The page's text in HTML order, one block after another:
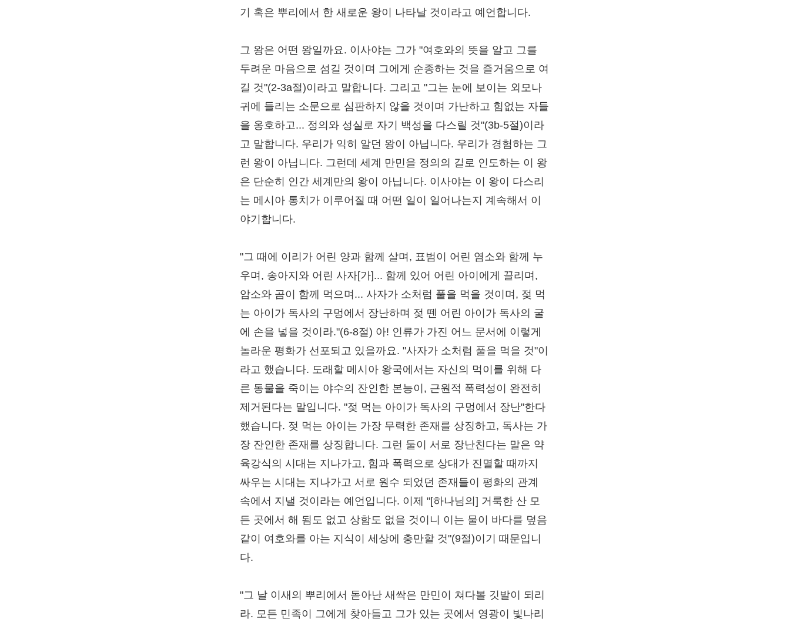
기 혹은 뿌리에서 한 새로운 왕이 나타날 것이라고 예언합니다.
그 왕은 어떤 왕일까요. 이사야는 그가 "여호와의 뜻을 알고 그를
두려운 마음으로 섬길 것이며 그에게 순종하는 것을 즐거움으로 여
길 것"(2-3a절)이라고 말합니다. 그리고 "그는 눈에 보이는 외모나
귀에 들리는 소문으로 심판하지 않을 것이며 가난하고 힘없는 자들
을 옹호하고... 정의와 성실로 자기 백성을 다스릴 것"(3b-5절)이라
고 말합니다. 우리가 익히 알던 왕이 아닙니다. 우리가 경험하는 그
런 왕이 아닙니다. 그런데 세계 만민을 정의의 길로 인도하는 이 왕
은 단순히 인간 세계만의 왕이 아닙니다. 이사야는 이 왕이 다스리
는 메시아 통치가 이루어질 때 어떤 일이 일어나는지 계속해서 이
야기합니다.
"그 때에 이리가 어린 양과 함께 살며, 표범이 어린 염소와 함께 누
우며, 송아지와 어린 사자[가]... 함께 있어 어린 아이에게 끌리며,
암소와 곰이 함께 먹으며... 사자가 소처럼 풀을 먹을 것이며, 젖 먹
는 아이가 독사의 구멍에서 장난하며 젖 뗀 어린 아이가 독사의 굴
에 손을 넣을 것이라."(6-8절) 아! 인류가 가진 어느 문서에 이렇게
놀라운 평화가 선포되고 있을까요. "사자가 소처럼 풀을 먹을 것"이
라고 했습니다. 도래할 메시아 왕국에서는 자신의 먹이를 위해 다
른 동물을 죽이는 야수의 잔인한 본능이, 근원적 폭력성이 완전히
제거된다는 말입니다. "젖 먹는 아이가 독사의 구멍에서 장난"한다
했습니다. 젖 먹는 아이는 가장 무력한 존재를 상징하고, 독사는 가
장 잔인한 존재를 상징합니다. 그런 둘이 서로 장난친다는 말은 약
육강식의 시대는 지나가고, 힘과 폭력으로 상대가 진멸할 때까지
싸우는 시대는 지나가고 서로 원수 되었던 존재들이 평화의 관계
속에서 지낼 것이라는 예언입니다. 이제 "[하나님의] 거룩한 산 모
든 곳에서 해 됨도 없고 상함도 없을 것이니 이는 물이 바다를 덮음
같이 여호와를 아는 지식이 세상에 충만할 것"(9절)이기 때문입니
다.
"그 날 이새의 뿌리에서 돋아난 새싹은 만민이 쳐다볼 깃발이 되리
라. 모든 민족이 그에게 찾아들고 그가 있는 곳에서 영광이 빛나리